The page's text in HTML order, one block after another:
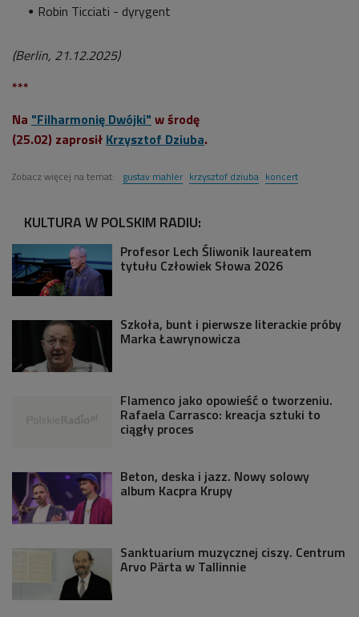
Robin Ticciati - dyrygent
(Berlin, 21.12.2025)
***
Na "Filharmonię Dwójki" w środę
(25.02) zaprosił Krzysztof Dziuba.
Zobacz więcej na temat: gustav mahler krzysztof dziuba koncert
KULTURA W POLSKIM RADIU:
Profesor Lech Śliwonik laureatem
tytułu Człowiek Słowa 2026
Szkoła, bunt i pierwsze literackie próby
Marka Ławrynowicza
Flamenco jako opowieść o tworzeniu.
Rafaela Carrasco: kreacja sztuki to
ciągły proces
Beton, deska i jazz. Nowy solowy
album Kacpra Krupy
Sanktuarium muzycznej ciszy. Centrum
Arvo Pärta w Tallinnie